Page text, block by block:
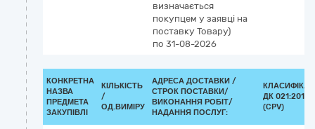
визначається
покупцем у заявці на
поставку Товару)
по 31-08-2026
КОНКРЕТНА
НАЗВА
ПРЕДМЕТА
ЗАКУПІВЛІ
КІЛЬКІСТЬ
/
ОД.ВИМІРУ
АДРЕСА ДОСТАВКИ /
СТРОК ПОСТАВКИ/
ВИКОНАННЯ РОБІТ/
НАДАННЯ ПОСЛУГ:
ДК 021:2015
(CPV)